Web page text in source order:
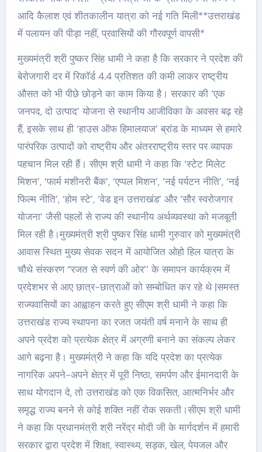
आदि कैलाश एवं शीतकालीन यात्रा को नई गति मिली**उत्तराखंड
में पलायन की पीड़ा नहीं, प्रवासियों की गौरवपूर्ण वापसी*
मुख्यमंत्री श्री पुष्कर सिंह धामी ने कहा है कि सरकार ने प्रदेश की
बेरोजगारी दर में रिकॉर्ड 4.4 प्रतिशत की कमी लाकर राष्ट्रीय
औसत को भी पीछे छोड़ने का काम किया है। सरकार की ‘एक
जनपद, दो उत्पाद’ योजना से स्थानीय आजीविका के अवसर बढ़ रहे
हैं, इसके साथ ही ‘हाउस ऑफ हिमालयाज’ ब्रांड के माध्यम से हमारे
पारंपरिक उत्पादों को राष्ट्रीय और अंतरराष्ट्रीय स्तर पर व्यापक
पहचान मिल रही हैं। सीएम श्री धामी ने कहा कि ‘स्टेट मिलेट
मिशन’, ‘फार्म मशीनरी बैंक’, ‘एप्पल मिशन’, ‘नई पर्यटन नीति’, ‘नई
फिल्म नीति’, ‘होम स्टे’, ‘वेड इन उत्तराखंड’ और ‘सौर स्वरोजगार
योजना’ जैसी पहलों से राज्य की स्थानीय अर्थव्यवस्था को मजबूती
मिल रही है।मुख्यमंत्री श्री पुष्कर सिंह धामी गुरुवार को मुख्यमंत्री
आवास स्थित मुख्य सेवक सदन में आयोजित ओहो हिल यात्रा के
चौथे संस्करण “रजत से स्वर्ण की ओर’’ के समापन कार्यक्रम में
प्रदेशभर से आए छात्र-छात्राओं को सम्बोधित कर रहे थे |समस्त
राज्यवासियों का आह्वाहन करते हुए सीएम श्री धामी ने कहा कि
उत्तराखंड राज्य स्थापना का रजत जयंती वर्ष मनाने के साथ ही
अपने प्रदेश को प्रत्येक क्षेत्र में अग्रणी बनाने का संकल्प लेकर
आगे बढ़ना है। मुख्यमंत्री ने कहा कि यदि प्रदेश का प्रत्येक
नागरिक अपने-अपने क्षेत्र में पूरी निष्ठा, समर्पण और ईमानदारी के
साथ योगदान दे, तो उत्तराखंड को एक विकसित, आत्मनिर्भर और
समृद्ध राज्य बनने से कोई शक्ति नहीं रोक सकती।सीएम श्री धामी
ने कहा कि प्रधानमंत्री श्री नरेंद्र मोदी जी के मार्गदर्शन में हमारी
सरकार द्वारा प्रदेश में शिक्षा, स्वास्थ्य, सड़क, खेल, पेयजल और